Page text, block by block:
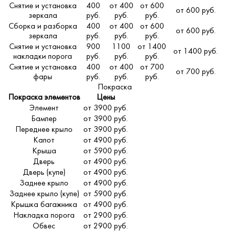
Снятие и установка
зеркала
400
руб.
от 400
руб.
от 600
руб.
от 600 руб.
Сборка и разборка
зеркала
400
руб.
от 400
руб.
от 600
руб.
от 600 руб.
Снятие и установка
накладки порога
900
руб.
1100
руб.
от 1400
руб.
от 1400 руб.
Снятие и установка
фары
400
руб.
от 400
руб.
от 700
руб.
от 700 руб.
Покраска
Покраска элементов
Цены
Элемент
от 3900 руб.
Бампер
от 3900 руб.
Переднее крыло
от 3900 руб.
Капот
от 4900 руб.
Крыша
от 5900 руб.
Дверь
от 4900 руб.
Дверь (купе)
от 4900 руб.
Заднее крыло
от 4900 руб.
Заднее крыло (купе) от 5900 руб.
Крышка багажника
от 4900 руб.
Накладка порога
от 2900 руб.
Обвес
от 2900 руб.